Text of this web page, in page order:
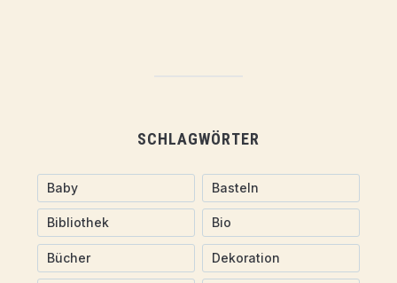
SCHLAGWÖRTER
Baby Basteln
Bibliothek Bio
Bücher Dekoration